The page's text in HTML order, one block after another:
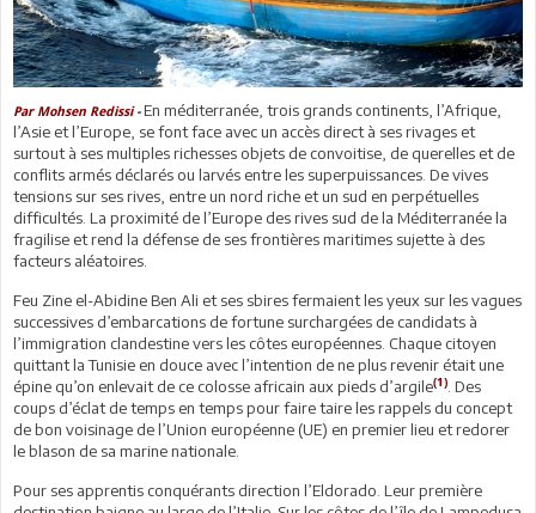
Par Mohsen Redissi -En méditerranée, trois grands continents, l’Afrique,
l’Asie et l’Europe, se font face avec un accès direct à ses rivages et
surtout à ses multiples richesses objets de convoitise, de querelles et de
conflits armés déclarés ou larvés entre les superpuissances. De vives
tensions sur ses rives, entre un nord riche et un sud en perpétuelles
difficultés. La proximité de l’Europe des rives sud de la Méditerranée la
fragilise et rend la défense de ses frontières maritimes sujette à des
facteurs aléatoires.
Feu Zine el-Abidine Ben Ali et ses sbires fermaient les yeux sur les vagues
successives d’embarcations de fortune surchargées de candidats à
l’immigration clandestine vers les côtes européennes. Chaque citoyen
quittant la Tunisie en douce avec l’intention de ne plus revenir était une
épine qu’on enlevait de ce colosse africain aux pieds d’argile(1) . Des
coups d’éclat de temps en temps pour faire taire les rappels du concept
de bon voisinage de l’Union européenne (UE) en premier lieu et redorer
le blason de sa marine nationale.
Pour ses apprentis conquérants direction l’Eldorado. Leur première